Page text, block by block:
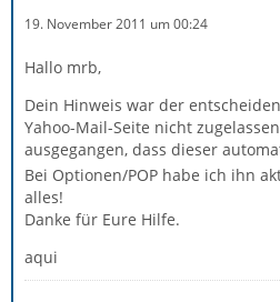
19. November 2011 um 00:24
Hallo mrb,
Dein Hinweis war der
Yahoo-Mail-Seite nicht
ausgegangen, dass dieser
Bei Optionen/POP habe ich ihn
alles!
Danke für Eure Hilfe.
aqui